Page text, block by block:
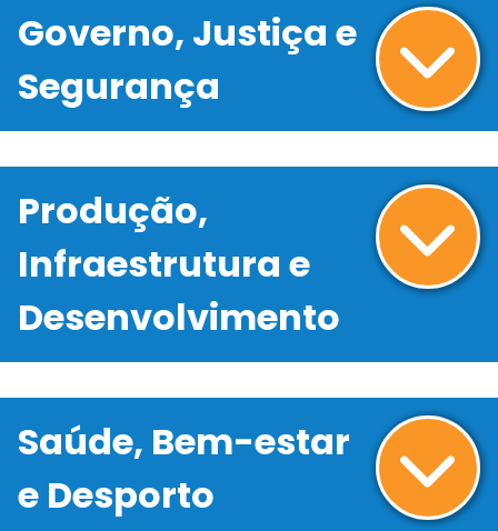
Governo, Justiça e
Segurança
Produção,
Infraestrutura e
Desenvolvimento
Saúde, Bem-estar
e Desporto